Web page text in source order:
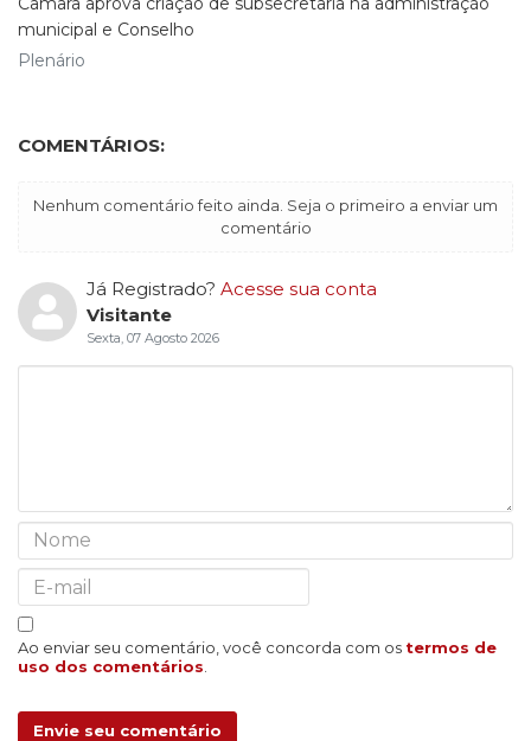
municipal e Conselho
Plenário
COMENTÁRIOS:
Nenhum comentário feito ainda. Seja o primeiro a enviar um
comentário
Já Registrado? Acesse sua conta
Visitante
Sexta, 07 Agosto 2026
Ao enviar seu comentário, você concorda com os termos de
uso dos comentários
Envie seu comentário